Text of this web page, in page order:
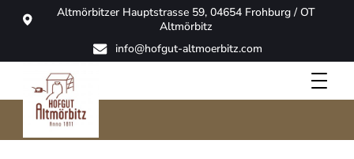
Altmörbitzer Hauptstrasse 59, 04654 Frohburg / OT
Altmörbitz
info@hofgut-altmoerbitz.com
Hofgut Altmörbitz
Bad